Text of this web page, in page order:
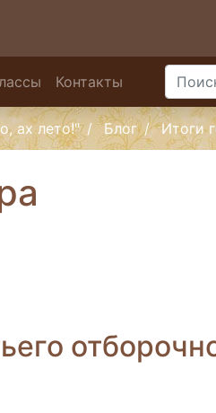
Контакты
ах лето!" Блог Итоги